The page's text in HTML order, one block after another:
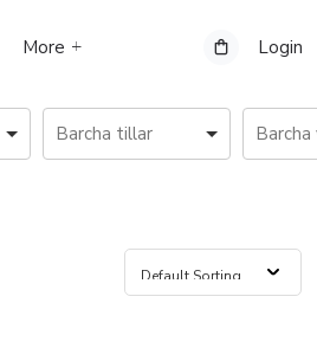
More Login